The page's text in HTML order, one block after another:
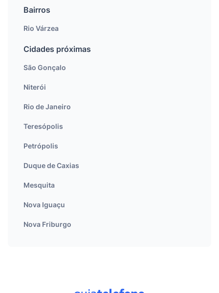
Bairros
Rio Várzea
Cidades próximas
São Gonçalo
Niterói
Rio de Janeiro
Teresópolis
Petrópolis
Duque de Caxias
Mesquita
Nova Iguaçu
Nova Friburgo